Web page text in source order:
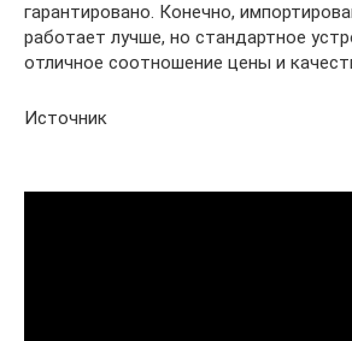
гарантировано. Конечно,
работает лучше, но стандартное
отличное соотношение цены и
Источник